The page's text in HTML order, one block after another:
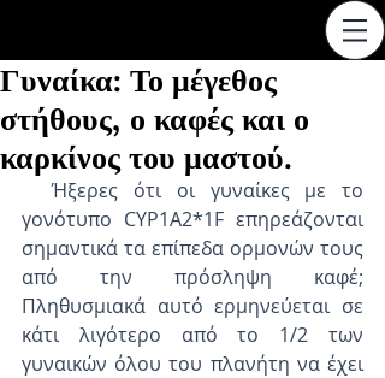
Γυναίκα: Το μέγεθος
στήθους, ο καφές και ο
καρκίνος του μαστού.
  Ήξερες ότι οι γυναίκες με το
γονότυπο CYP1A2*1F επηρεάζονται
σημαντικά τα επίπεδα ορμονών τους
από την πρόσληψη καφέ;
Πληθυσμιακά αυτό ερμηνεύεται σε
κάτι λιγότερο από το 1/2 των
γυναικών όλου του πλανήτη να έχει